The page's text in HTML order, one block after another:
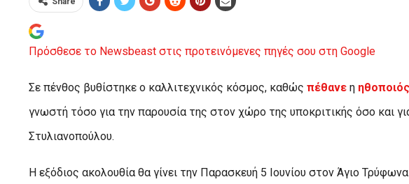
Πρόσθεσε το Newsbeast στις προτεινόμενες πηγές σου στη Google
Σε πένθος βυθίστηκε ο καλλιτεχνικός κόσμος, καθώς πέθανε η ηθοποιός
γνωστή τόσο για την παρουσία της στον χώρο της υποκριτικής όσο και
Στυλιανοπούλου.
Η εξόδιος ακολουθία θα γίνει την Παρασκευή 5 Ιουνίου στον Άγιο